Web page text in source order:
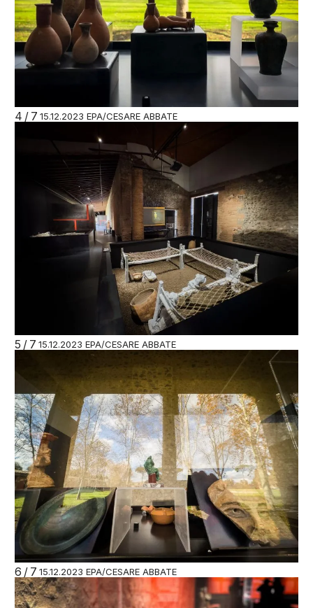
4/7 15.12.2023 EPA/CESARE ABBATE
5/7 15.12.2023 EPA/CESARE ABBATE
6/7 15.12.2023 EPA/CESARE ABBATE